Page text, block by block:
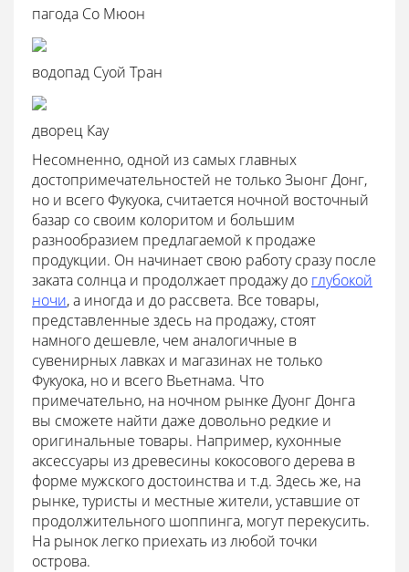
пагода Со Мюон
водопад Суой Тран
дворец Кау
Несомненно, одной из самых главных
достопримечательностей не только Зыонг Донг,
но и всего Фукуока, считается ночной восточный
базар со своим колоритом и большим
разнообразием предлагаемой к продаже
продукции. Он начинает свою работу сразу после
заката солнца и продолжает продажу до глубокой
ночи, а иногда и до рассвета. Все товары,
представленные здесь на продажу, стоят
намного дешевле, чем аналогичные в
сувенирных лавках и магазинах не только
Фукуока, но и всего Вьетнама. Что
примечательно, на ночном рынке Дуонг Донга
вы сможете найти даже довольно редкие и
оригинальные товары. Например, кухонные
аксессуары из древесины кокосового дерева в
форме мужского достоинства и т.д. Здесь же, на
рынке, туристы и местные жители, уставшие от
продолжительного шоппинга, могут перекусить.
На рынок легко приехать из любой точки
острова.